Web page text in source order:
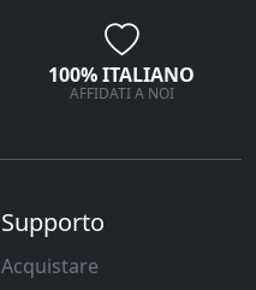
100% ITALIANO
AFFIDATI A NOI
Supporto
Acquistare